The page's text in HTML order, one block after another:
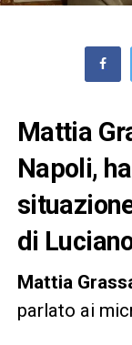
Mattia
Napoli,
di
Mattia
parlato ai